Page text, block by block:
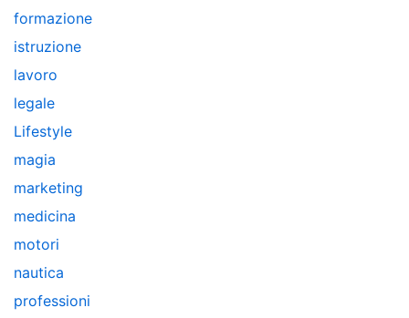
formazione
istruzione
lavoro
legale
Lifestyle
magia
marketing
medicina
motori
nautica
professioni